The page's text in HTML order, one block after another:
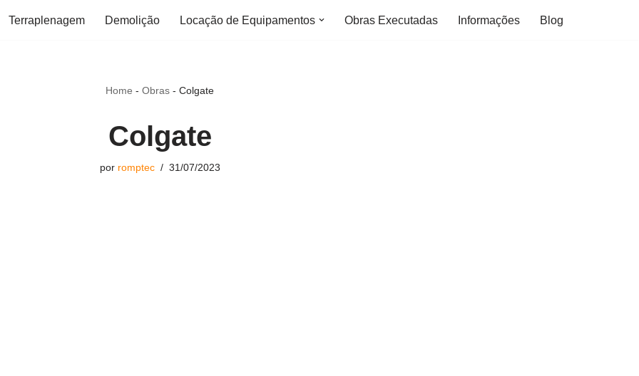
Terraplenagem Demolição Locação de Equipamentos Obras Executadas Informações Blog
Home - Obras - Colgate
Colgate
por romptec 31/07/2023